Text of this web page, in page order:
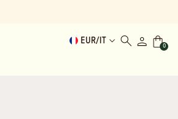
EUR/ IT
0